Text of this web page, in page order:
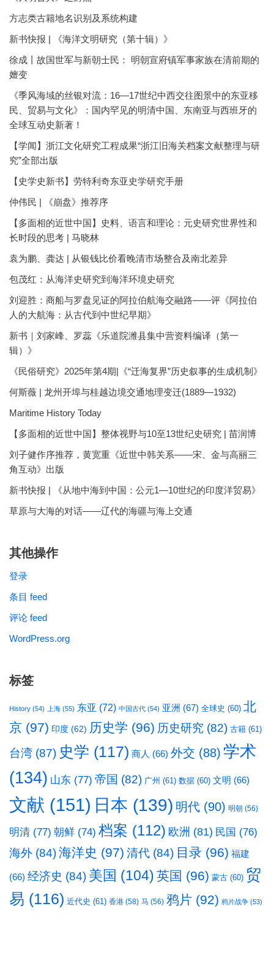
方志类古籍地名识别及系统构建
新书快报 | 《海洋文明研究（第十辑）》
徐成丨故国世军与新朝士民： 明朝宣府镇军事家族在清前期的
嬗变
《季风海域的丝银对流：16—17世纪中西交往图景中的东亚移
民、贸易与文化》：国内罕见的明清中国、东南亚与西班牙的
全球互动史新著！
【学闻】浙江文化研究工程成果“浙江旧海关档案文献整理与研
究”全部出版
【史学史新书】劳特利奇东亚史学研究手册
仲伟民 | 《崩盘》推荐序
【多面相的近世中国】史料、语言和理论：元史研究世界性和
长时段的思考 | 马晓林
袁为鹏、龚达 | 从银钱比价看晚清市场整合及南北差异
包茂红：从海洋史研究到海洋环境史研究
刘迎胜：商船与罗盘见证的阿拉伯航海交融路——评《阿拉伯
人的大航海：从古代到中世纪早期》
新书｜刘家峰、罗蕊《乐道院潍县集中营资料编译（第一
辑）》
《民俗研究》2025年第4期|《“迁海复界”历史叙事的生成机制》
何斯薇 | 龙州开埠与桂越边境交通地理变迁(1889—1932)
Maritime History Today
【多面相的近世中国】整体视野与10至13世纪史研究 | 苗润博
刘子健作序推荐，黄宽重《近世中韩关系——宋、金与高丽三
角互动》出版
新书快报 | 《从地中海到中国：公元1—10世纪的印度洋贸易》
草原与大海的对话——辽代的海疆与海上交通
其他操作
登录
条目 feed
评论 feed
WordPress.org
标签
History (54) 上海 (55) 东亚 (72) 中国古代 (54) 亚洲 (67) 全球史 (60) 北
京 (97) 印度 (62) 历史学 (96) 历史研究 (82) 古籍 (61)
台湾 (87) 史学 (117) 商人 (66) 外交 (88) 学术
(134) 山东 (77) 帝国 (82) 广州 (61) 数据 (60) 文明 (66)
文献 (151) 日本 (139) 明代 (90) 明朝 (56)
明清 (77) 朝鲜 (74) 档案 (112) 欧洲 (81) 民国 (76)
海外 (84)海洋史 (97) 清代 (84) 目录 (96) 福建
(66) 经济史 (84) 美国 (104) 英国 (96) 蒙古 (60) 贸
易 (116) 近代史 (61) 香港 (58) 马 (56) 鸦片 (92) 鸦片战争 (53)